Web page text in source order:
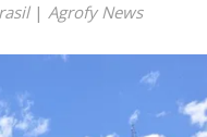
| Agrofy News